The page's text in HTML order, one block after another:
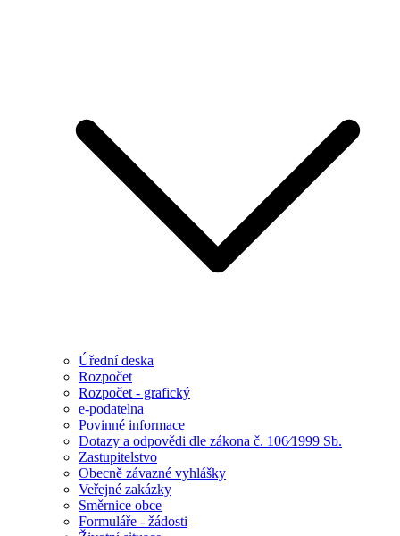
Úřední deska
Rozpočet
Rozpočet - grafický
e-podatelna
Povinné informace
Dotazy a odpovědi dle zákona č. 106⁄1999 Sb.
Zastupitelstvo
Obecně závazné vyhlášky
Veřejné zakázky
Směrnice obce
Formuláře - žádosti